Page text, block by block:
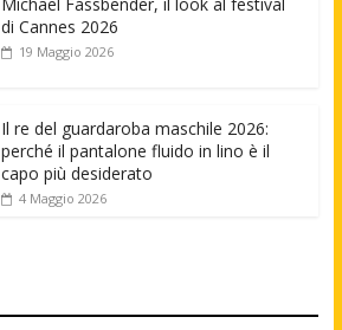
di Cannes 2026
19 Maggio 2026
Il re del guardaroba maschile 2026:
perché il pantalone fluido in lino è il
capo più desiderato
4 Maggio 2026